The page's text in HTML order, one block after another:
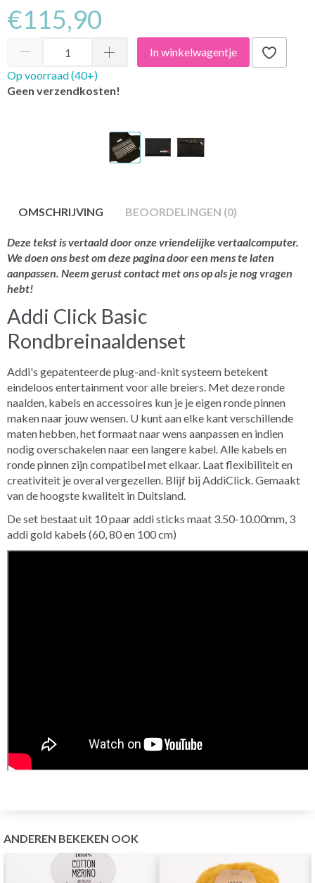
€115,90
In winkelwagentje
Op voorraad (40+)
Geen verzendkosten!
OMSCHRIJVING BEOORDELINGEN (0)
Deze tekst is vertaald door onze vriendelijke vertaalcomputer.
We doen ons best om deze pagina door een mens te laten
aanpassen. Neem gerust contact met ons op als je nog vragen
hebt!
Addi Click Basic
Rondbreinaaldenset
Addi's gepatenteerde plug-and-knit systeem betekent
eindeloos entertainment voor alle breiers. Met deze ronde
naalden, kabels en accessoires kun je je eigen ronde pinnen
maken naar jouw wensen. U kunt aan elke kant verschillende
maten hebben, het formaat naar wens aanpassen en indien
nodig overschakelen naar een langere kabel. Alle kabels en
ronde pinnen zijn compatibel met elkaar. Laat flexibiliteit en
creativiteit je overal vergezellen. Blijf bij AddiClick. Gemaakt
van de hoogste kwaliteit in Duitsland.
De set bestaat uit 10 paar addi sticks maat 3.50-10.00mm, 3
addi gold kabels (60, 80 en 100 cm)
ANDEREN BEKEKEN OOK